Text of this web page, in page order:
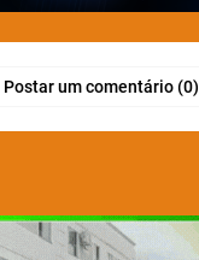
Postar um comentário (0)